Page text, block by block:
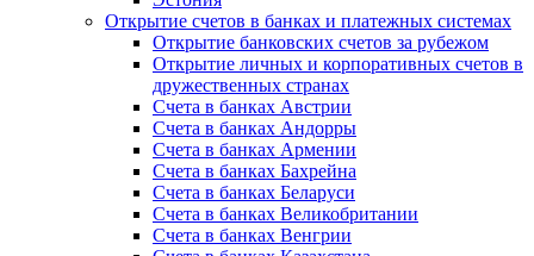
Открытие счетов в банках и платежных системах
Открытие банковских счетов за рубежом
Открытие личных и корпоративных счетов в
дружественных странах
Счета в банках Австрии
Счета в банках Андорры
Счета в банках Армении
Счета в банках Бахрейна
Счета в банках Беларуси
Счета в банках Великобритании
Счета в банках Венгрии